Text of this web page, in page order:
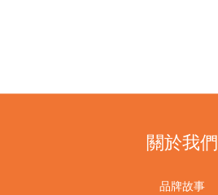
關於我們
品牌故事